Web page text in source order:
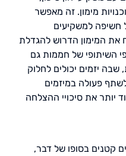
מימון. זה מאפשר
למשקיעים
את המימון הדרוש להגדלת
השיתופי של חממות גם
יזמים יכולים לחלוק
פעולה במיזמים
יותר את סיכויי ההצלחה
קטנים בסופו של דבר,